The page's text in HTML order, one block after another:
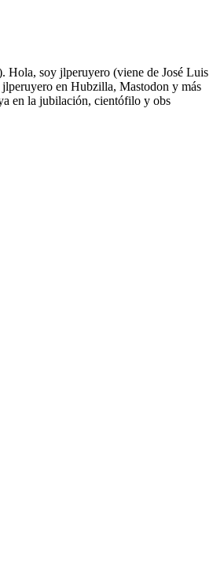
Hola, soy jlperuyero (viene de José Luis
en Hubzilla, Mastodon y más
en la jubilación, cientófilo y obs